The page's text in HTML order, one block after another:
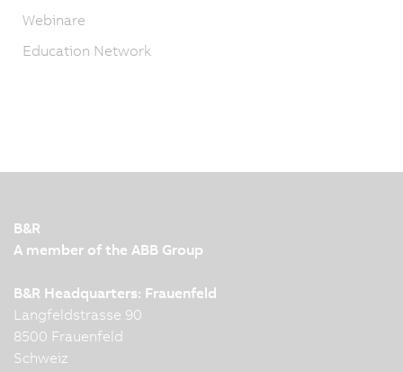
Webinare
Education Network
B&R
A member of the ABB Group
B&R Headquarters: Frauenfeld
Langfeldstrasse 90
8500 Frauenfeld
Schweiz